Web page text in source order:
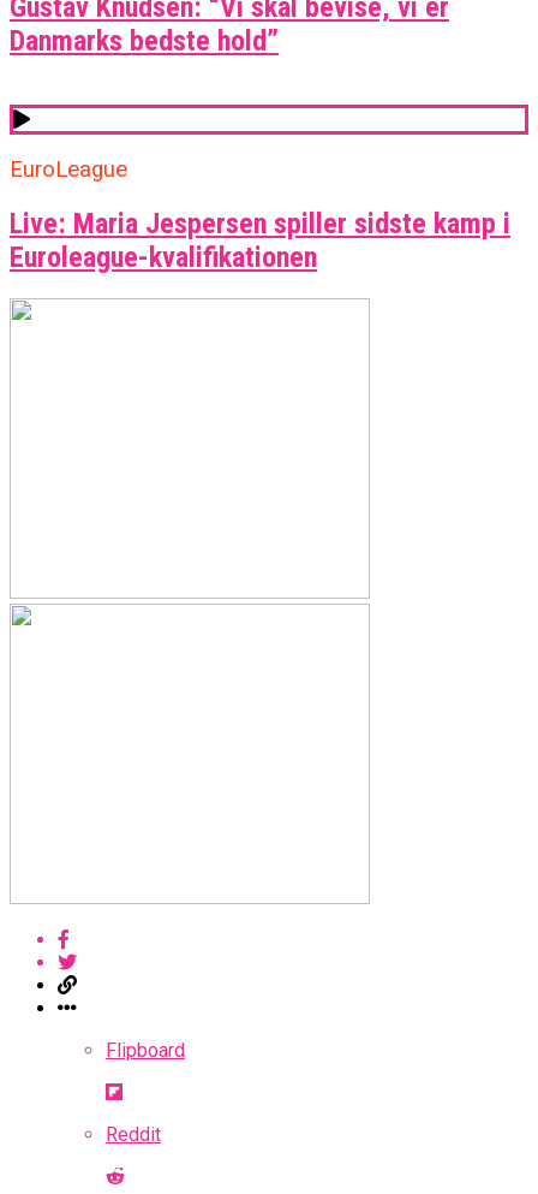
Gustav Knudsen: “Vi skal bevise, vi er
Danmarks bedste hold”
EuroLeague
Live: Maria Jespersen spiller sidste kamp i
Euroleague-kvalifikationen
Flipboard
Reddit